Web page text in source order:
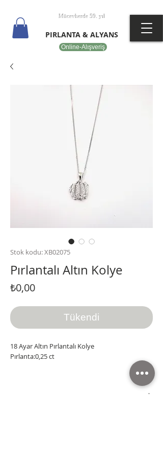
Online-Alışveriş
Mücevherde 59. yıl
PIRLANTA & ALYANS
Stok kodu: XB02075
Pırlantalı Altın Kolye
₺0,00Fiyat
Tükendi
18 Ayar Altın Pırlantalı Kolye
Pırlanta:0,25 ct